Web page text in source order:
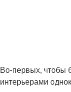
Во-первых, чтобы
интерьерами